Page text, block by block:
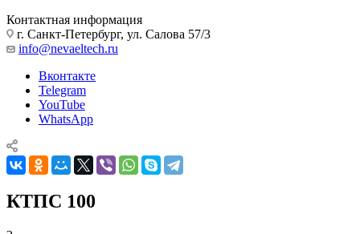
Контактная информация
г. Санкт-Петербург, ул. Салова 57/3
info@nevaeltech.ru
Вконтакте
Telegram
YouTube
WhatsApp
КТПС 100